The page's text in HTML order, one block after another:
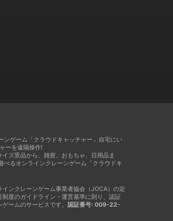
ンゲーム「クラウドキャッチャー」自宅にい
ーを遠隔操作!
ズ景品から、雑貨、おもちゃ、日用品ま
べるオンラインクレーンゲーム「クラウドキ
インクレーンゲーム事業者協会（JOCA）の定
度のガイドライン・運営基準に則り、認証
ームのサービスです。 認証番号: 009-22-